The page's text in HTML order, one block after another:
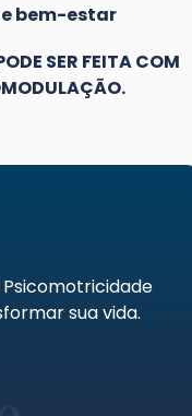
bem-estar
SER FEITA COM
sua vida.